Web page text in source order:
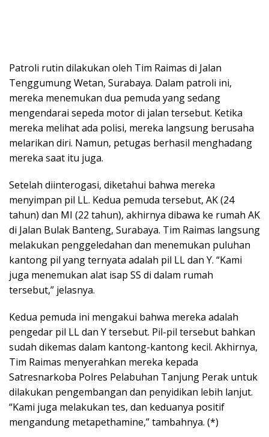
Patroli rutin dilakukan oleh Tim Raimas di Jalan
Tenggumung Wetan, Surabaya. Dalam patroli ini,
mereka menemukan dua pemuda yang sedang
mengendarai sepeda motor di jalan tersebut. Ketika
mereka melihat ada polisi, mereka langsung berusaha
melarikan diri. Namun, petugas berhasil menghadang
mereka saat itu juga.
Setelah diinterogasi, diketahui bahwa mereka
menyimpan pil LL. Kedua pemuda tersebut, AK (24
tahun) dan MI (22 tahun), akhirnya dibawa ke rumah AK
di Jalan Bulak Banteng, Surabaya. Tim Raimas langsung
melakukan penggeledahan dan menemukan puluhan
kantong pil yang ternyata adalah pil LL dan Y. “Kami
juga menemukan alat isap SS di dalam rumah
tersebut,” jelasnya.
Kedua pemuda ini mengakui bahwa mereka adalah
pengedar pil LL dan Y tersebut. Pil-pil tersebut bahkan
sudah dikemas dalam kantong-kantong kecil. Akhirnya,
Tim Raimas menyerahkan mereka kepada
Satresnarkoba Polres Pelabuhan Tanjung Perak untuk
dilakukan pengembangan dan penyidikan lebih lanjut.
“Kami juga melakukan tes, dan keduanya positif
mengandung metapethamine,” tambahnya. (*)